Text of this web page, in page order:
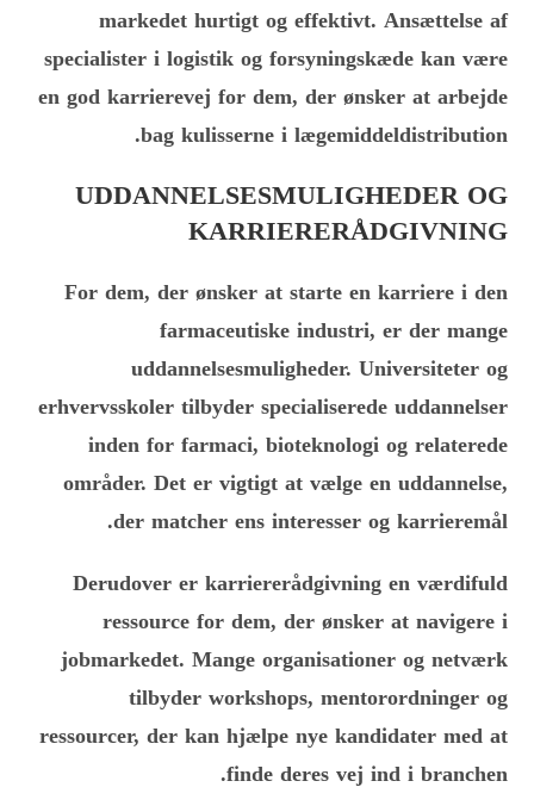
markedet hurtigt og effektivt. Ansættelse af
specialister i logistik og forsyningskæde kan være
en god karrierevej for dem, der ønsker at arbejde
bag kulisserne i lægemiddeldistribution.
UDDANNELSESMULIGHEDER OG
KARRIERERÅDGIVNING
For dem, der ønsker at starte en karriere i den
farmaceutiske industri, er der mange
uddannelsesmuligheder. Universiteter og
erhvervsskoler tilbyder specialiserede uddannelser
inden for farmaci, bioteknologi og relaterede
områder. Det er vigtigt at vælge en uddannelse,
der matcher ens interesser og karrieremål.
Derudover er karriererådgivning en værdifuld
ressource for dem, der ønsker at navigere i
jobmarkedet. Mange organisationer og netværk
tilbyder workshops, mentorordninger og
ressourcer, der kan hjælpe nye kandidater med at
finde deres vej ind i branchen.